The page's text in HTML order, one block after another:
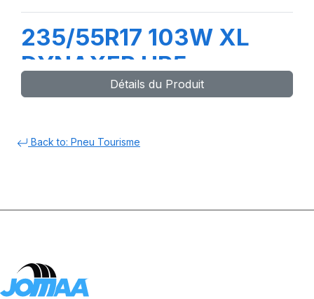
235/55R17 103W XL
DYNAXER HP5
Détails du Produit
Back to: Pneu Tourisme